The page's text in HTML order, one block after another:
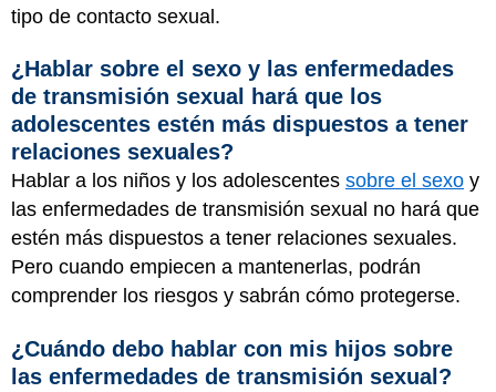
tipo de contacto sexual.
¿Hablar sobre el sexo y las enfermedades
de transmisión sexual hará que los
adolescentes estén más dispuestos a tener
relaciones sexuales?
Hablar a los niños y los adolescentes sobre el sexo y
las enfermedades de transmisión sexual no hará que
estén más dispuestos a tener relaciones sexuales.
Pero cuando empiecen a mantenerlas, podrán
comprender los riesgos y sabrán cómo protegerse.
¿Cuándo debo hablar con mis hijos sobre
las enfermedades de transmisión sexual?